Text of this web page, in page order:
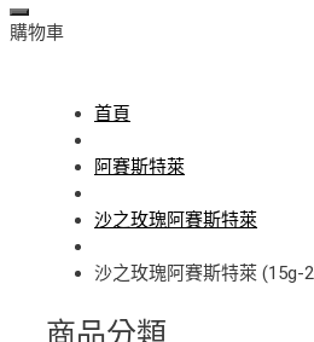
購物車
首頁
阿賽斯特萊
沙之玫瑰阿賽斯特萊
沙之玫瑰阿賽斯特萊 (15g-
商品分類